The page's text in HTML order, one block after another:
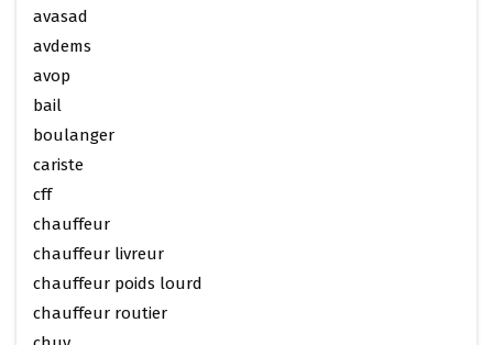
avasad
avdems
avop
bail
boulanger
cariste
cff
chauffeur
chauffeur livreur
chauffeur poids lourd
chauffeur routier